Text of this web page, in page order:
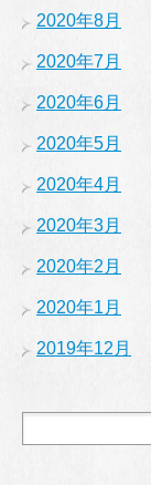
2020年8月
2020年7月
2020年6月
2020年5月
2020年4月
2020年3月
2020年2月
2020年1月
2019年12月